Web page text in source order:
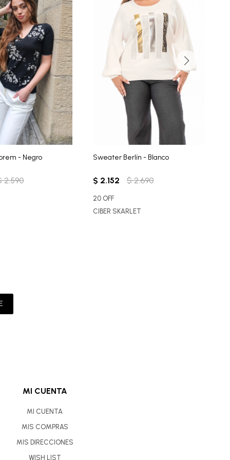
- Negro
2.590
Sweater Berlín - Blanco
$ 2.152 $ 2.690
20 OFF
CIBER SKARLET
MI CUENTA
MI CUENTA
MIS COMPRAS
MIS DIRECCIONES
WISH LIST